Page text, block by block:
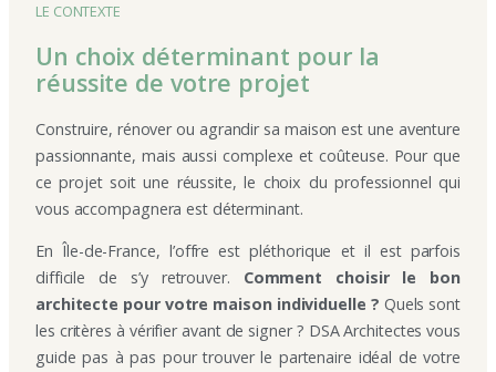
LE CONTEXTE
Un choix déterminant pour la
réussite de votre projet
Construire, rénover ou agrandir sa maison est une aventure
passionnante, mais aussi complexe et coûteuse. Pour que
ce projet soit une réussite, le choix du professionnel qui
vous accompagnera est déterminant.
En Île-de-France, l’offre est pléthorique et il est parfois
difficile de s’y retrouver. Comment choisir le bon
architecte pour votre maison individuelle ? Quels sont
les critères à vérifier avant de signer ? DSA Architectes vous
guide pas à pas pour trouver le partenaire idéal de votre